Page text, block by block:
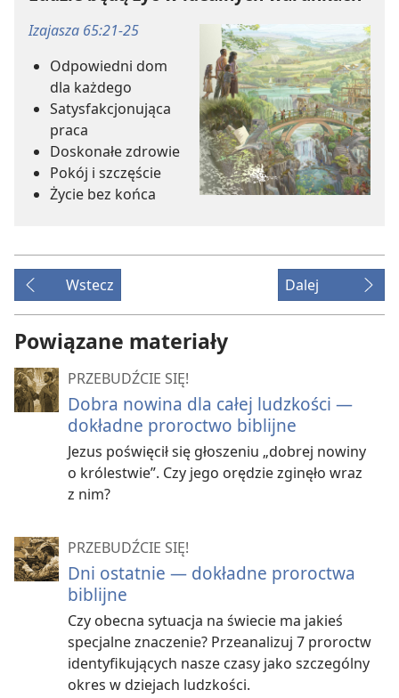
Izajasza 65:21-25
Odpowiedni dom
dla każdego
Satysfakcjonująca
praca
Doskonałe zdrowie
Pokój i szczęście
Życie bez końca
Wstecz Dalej
Powiązane materiały
PRZEBUDŹCIE SIĘ!
Dobra nowina dla całej ludzkości —
dokładne proroctwo biblijne
Jezus poświęcił się głoszeniu „dobrej nowiny
o królestwie”. Czy jego orędzie zginęło wraz
z nim?
PRZEBUDŹCIE SIĘ!
Dni ostatnie — dokładne proroctwa
biblijne
Czy obecna sytuacja na świecie ma jakieś
specjalne znaczenie? Przeanalizuj 7 proroctw
identyfikujących nasze czasy jako szczególny
okres w dziejach ludzkości.